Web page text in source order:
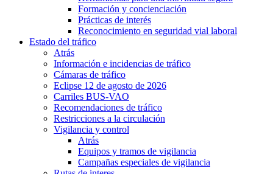
Formación y concienciación
Prácticas de interés
Reconocimiento en seguridad vial laboral
Estado del tráfico
Atrás
Información e incidencias de tráfico
Cámaras de tráfico
Eclipse 12 de agosto de 2026
Carriles BUS-VAO
Recomendaciones de tráfico
Restricciones a la circulación
Vigilancia y control
Atrás
Equipos y tramos de vigilancia
Campañas especiales de vigilancia